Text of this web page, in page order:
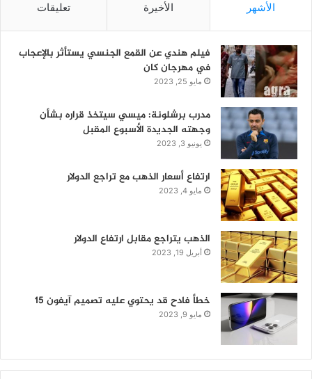
الأشهر الأخيرة تعليقات
فيلم هندي عن القمع الجنسي يستأثر بالإعجاب
في مهرجان كان
مايو 25, 2023
مدرب برشلونة: ميسي سيتخذ قراره بشأن
وجهته الجديدة الأسبوع المقبل
يونيو 3, 2023
ارتفاع أسعار الذهب مع تراجع الدولار
مايو 4, 2023
الذهب يتراجع مقابل ارتفاع الدولار
أبريل 19, 2023
خطأ فادح قد يحتوي عليه تصميم آيفون 15
مايو 9, 2023